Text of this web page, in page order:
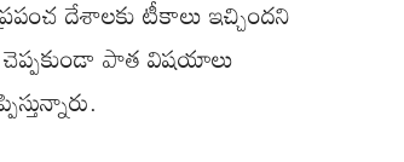
దేశాలకు టీకాలు ఇచ్చిందని
చెప్పకుండా పాత విషయాలు